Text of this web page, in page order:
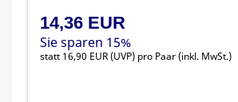
14,36 EUR
Sie sparen 15%
statt 16,90 EUR(UVP) pro Paar (inkl. MwSt.)